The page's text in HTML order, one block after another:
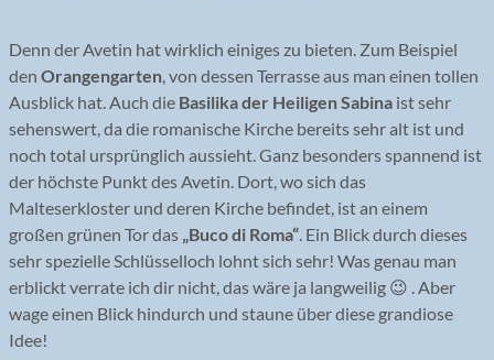
Denn der Avetin hat wirklich einiges zu bieten. Zum Beispiel
den Orangengarten, von dessen Terrasse aus man einen tollen
Ausblick hat. Auch die Basilika der Heiligen Sabina ist sehr
sehenswert, da die romanische Kirche bereits sehr alt ist und
noch total ursprünglich aussieht. Ganz besonders spannend ist
der höchste Punkt des Avetin. Dort, wo sich das
Malteserkloster und deren Kirche befindet, ist an einem
großen grünen Tor das „Buco di Roma“. Ein Blick durch dieses
sehr spezielle Schlüsselloch lohnt sich sehr! Was genau man
erblickt verrate ich dir nicht, das wäre ja langweilig 😉 . Aber
wage einen Blick hindurch und staune über diese grandiose
Idee!